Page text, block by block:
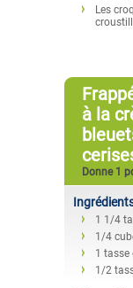
Les
à la
Donne 1
1 1/4
1/4
1 tasse
1/2